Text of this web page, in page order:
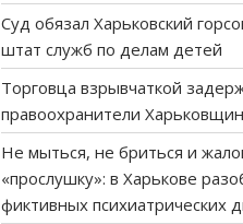
Суд обязал Харьковский
штат служб по делам детей
Торговца взрывчаткой
правоохранители
Не мыться, не бриться и
«прослушку»: в Харькове
фиктивных психиатрических